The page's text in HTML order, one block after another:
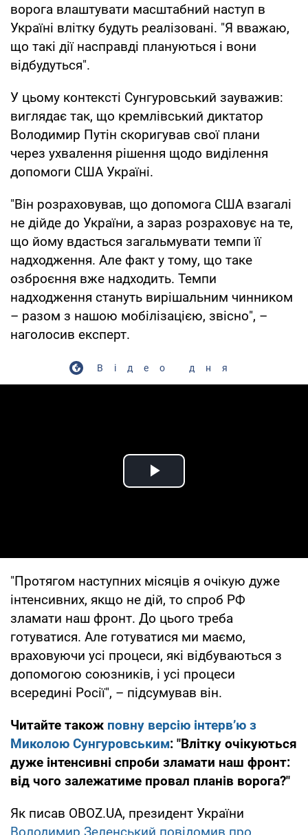
ворога влаштувати масштабний наступ в
Україні влітку будуть реалізовані. "Я вважаю,
що такі дії насправді плануються і вони
відбудуться".
У цьому контексті Сунгуровський зауважив:
виглядає так, що кремлівський диктатор
Володимир Путін скоригував свої плани
через ухвалення рішення щодо виділення
допомоги США Україні.
"Він розраховував, що допомога США взагалі
не дійде до України, а зараз розраховує на те,
що йому вдасться загальмувати темпи її
надходження. Але факт у тому, що таке
озброєння вже надходить. Темпи
надходження стануть вирішальним чинником
– разом з нашою мобілізацією, звісно", –
наголосив експерт.
Відео дня
Play Video
"Протягом наступних місяців я очікую дуже
інтенсивних, якщо не дій, то спроб РФ
зламати наш фронт. До цього треба
готуватися. Але готуватися ми маємо,
враховуючи усі процеси, які відбуваються з
допомогою союзників, і усі процеси
всередині Росії", – підсумував він.
Читайте також повну версію інтерв’ю з
Миколою Сунгуровським: "Влітку очікуються
дуже інтенсивні спроби зламати наш фронт:
від чого залежатиме провал планів ворога?"
Як писав OBOZ.UA, президент України
Володимир Зеленський повідомив про